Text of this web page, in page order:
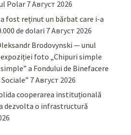
Polar 7 Август 2026
fost reținut un bărbat care i-a
de dolari 7 Август 2026
Brodovynski — unul
foto „Chipuri simple
a Fondului de Binefacere
7 Август 2026
cooperarea instituțională
dezvolta o infrastructură